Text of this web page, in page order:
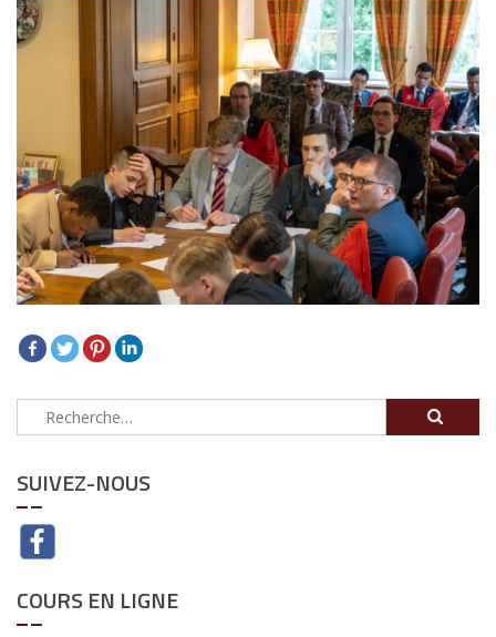
Rechercher :
SUIVEZ-NOUS
COURS EN LIGNE